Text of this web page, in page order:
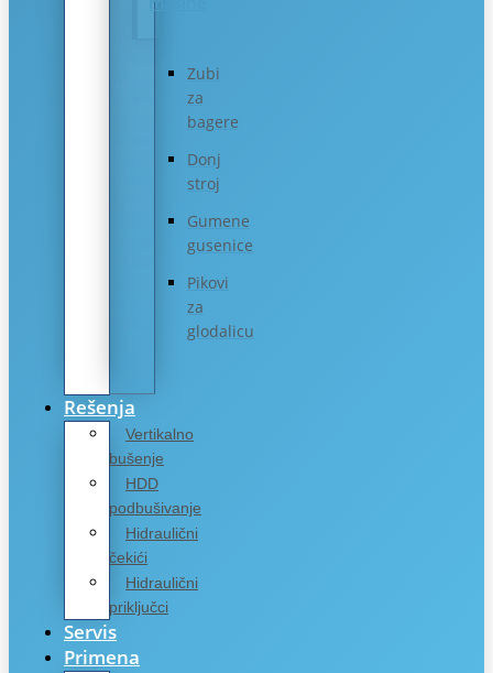
Zubi
za
bagere
Donj
stroj
Gumene
gusenice
Pikovi
za
glodalicu
Rešenja
Vertikalno
bušenje
HDD
podbušivanje
Hidraulični
čekići
Hidraulični
priključci
Servis
Primena